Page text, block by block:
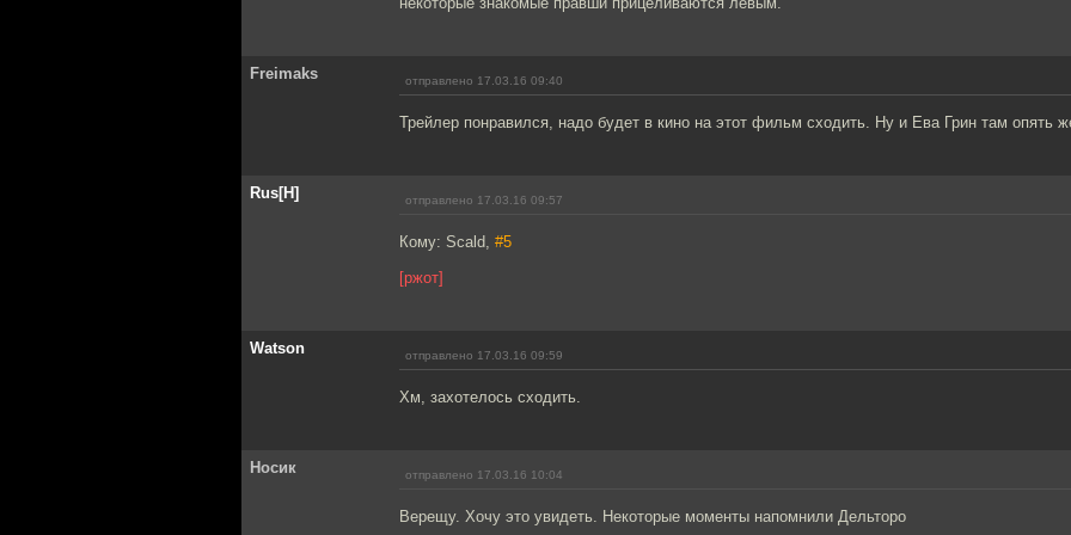
Freimaks отправлено 17.03.16 09:40
Трейлер понравился, надо будет в кино на этот фильм сходить. Ну и Ева Грин там опять
Rus[H] отправлено 17.03.16 09:57
Кому: Scald, #5
[ржот]
Watson отправлено 17.03.16 09:59
Хм, захотелось сходить.
Носик отправлено 17.03.16 10:04
Верещу. Хочу это увидеть. Некоторые моменты напомнили Дельторо